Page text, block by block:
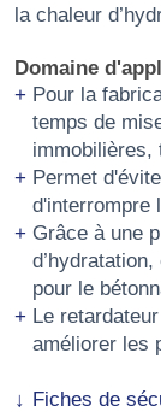
la chaleur
Domaine
Pour la
temps de
immobilières,
Permet
d'interrompre
Grâce à une
pour le
Le
améliorer les
Fiches de